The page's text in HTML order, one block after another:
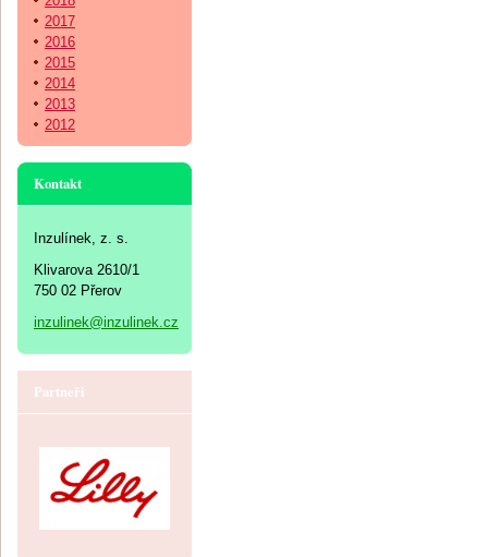
2017
2016
2015
2014
2013
2012
Kontakt
Inzulínek, z. s.
Klivarova 2610/1
750 02 Přerov
inzulinek@inzulinek.cz
Partneři